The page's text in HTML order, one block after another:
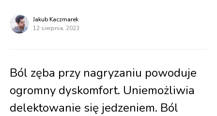
Jakub Kaczmarek
12 sierpnia, 2023
Ból zęba przy nagryzaniu powoduje
ogromny dyskomfort. Uniemożliwia
delektowanie się jedzeniem. Ból